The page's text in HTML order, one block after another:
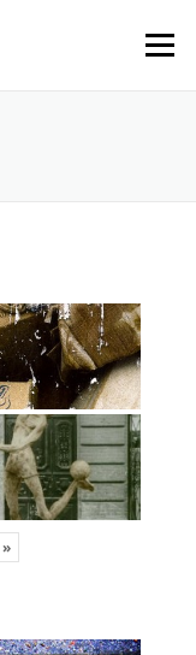
Menu
»